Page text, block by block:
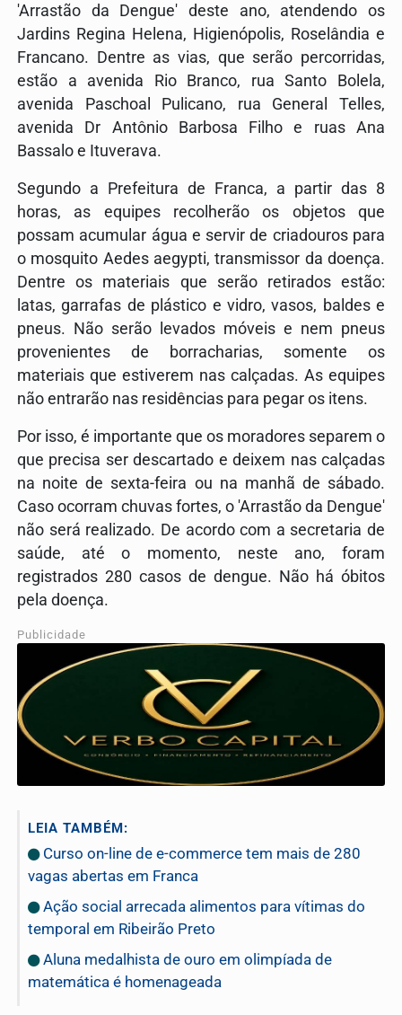
'Arrastão da Dengue' deste ano, atendendo os
Jardins Regina Helena, Higienópolis, Roselândia e
Francano. Dentre as vias, que serão percorridas,
estão a avenida Rio Branco, rua Santo Bolela,
avenida Paschoal Pulicano, rua General Telles,
avenida Dr Antônio Barbosa Filho e ruas Ana
Bassalo e Ituverava.
Segundo a Prefeitura de Franca, a partir das 8
horas, as equipes recolherão os objetos que
possam acumular água e servir de criadouros para
o mosquito Aedes aegypti, transmissor da doença.
Dentre os materiais que serão retirados estão:
latas, garrafas de plástico e vidro, vasos, baldes e
pneus. Não serão levados móveis e nem pneus
provenientes de borracharias, somente os
materiais que estiverem nas calçadas. As equipes
não entrarão nas residências para pegar os itens.
Por isso, é importante que os moradores separem o
que precisa ser descartado e deixem nas calçadas
na noite de sexta-feira ou na manhã de sábado.
Caso ocorram chuvas fortes, o 'Arrastão da Dengue'
não será realizado. De acordo com a secretaria de
saúde, até o momento, neste ano, foram
registrados 280 casos de dengue. Não há óbitos
pela doença.
Publicidade
LEIA TAMBÉM:
Curso on-line de e-commerce tem mais de 280
vagas abertas em Franca
Ação social arrecada alimentos para vítimas do
temporal em Ribeirão Preto
Aluna medalhista de ouro em olimpíada de
matemática é homenageada